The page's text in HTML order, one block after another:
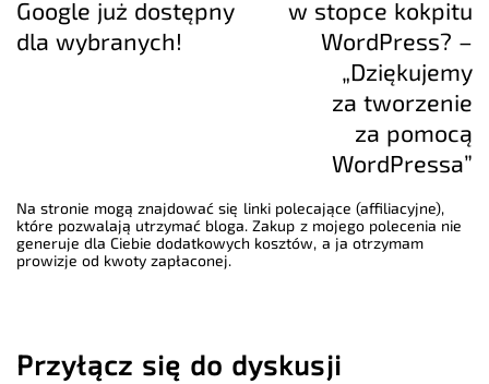
Google już dostępny
dla wybranych!
w stopce kokpitu
WordPress? –
„Dziękujemy
za tworzenie
za pomocą
WordPressa”
Na stronie mogą znajdować się linki polecające (affiliacyjne),
które pozwalają utrzymać bloga. Zakup z mojego polecenia nie
generuje dla Ciebie dodatkowych kosztów, a ja otrzymam
prowizje od kwoty zapłaconej.
Przyłącz się do dyskusji